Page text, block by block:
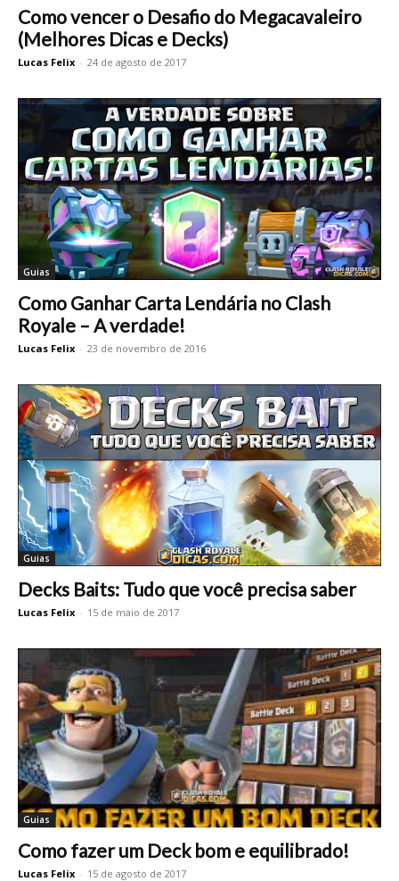
Como vencer o Desafio do Megacavaleiro
(Melhores Dicas e Decks)
Lucas Felix - 24 de agosto de 2017
Guias
Como Ganhar Carta Lendária no Clash
Royale – A verdade!
Lucas Felix - 23 de novembro de 2016
Guias
Decks Baits: Tudo que você precisa saber
Lucas Felix - 15 de maio de 2017
Guias
Como fazer um Deck bom e equilibrado!
Lucas Felix - 15 de agosto de 2017